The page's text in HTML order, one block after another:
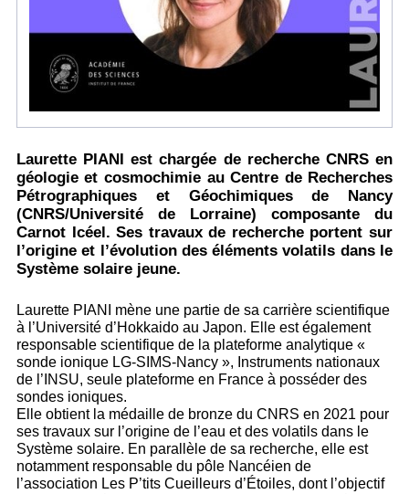
Laurette PIANI est chargée de recherche CNRS en
géologie et cosmochimie au Centre de Recherches
Pétrographiques et Géochimiques de Nancy
(CNRS/Université de Lorraine) composante du
Carnot Icéel. Ses travaux de recherche portent sur
l’origine et l’évolution des éléments volatils dans le
Système solaire jeune.
Laurette PIANI mène une partie de sa carrière scientifique
à l’Université d’Hokkaido au Japon. Elle est également
responsable scientifique de la plateforme analytique «
sonde ionique LG-SIMS-Nancy », Instruments nationaux
de l’INSU, seule plateforme en France à posséder des
sondes ioniques.
Elle obtient la médaille de bronze du CNRS en 2021 pour
ses travaux sur l’origine de l’eau et des volatils dans le
Système solaire. En parallèle de sa recherche, elle est
notamment responsable du pôle Nancéien de
l’association Les P’tits Cueilleurs d’Étoiles, dont l’objectif